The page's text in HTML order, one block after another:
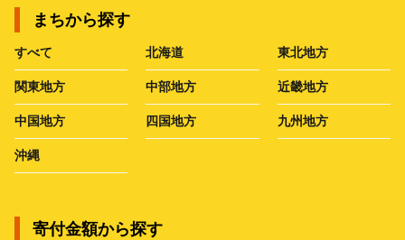
まちから探す
すべて 北海道 東北地方
関東地方 中部地方 近畿地方
中国地方 四国地方 九州地方
沖縄
寄付金額から探す